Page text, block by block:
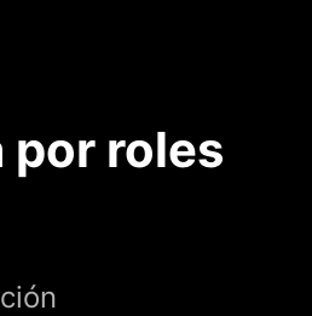
por roles